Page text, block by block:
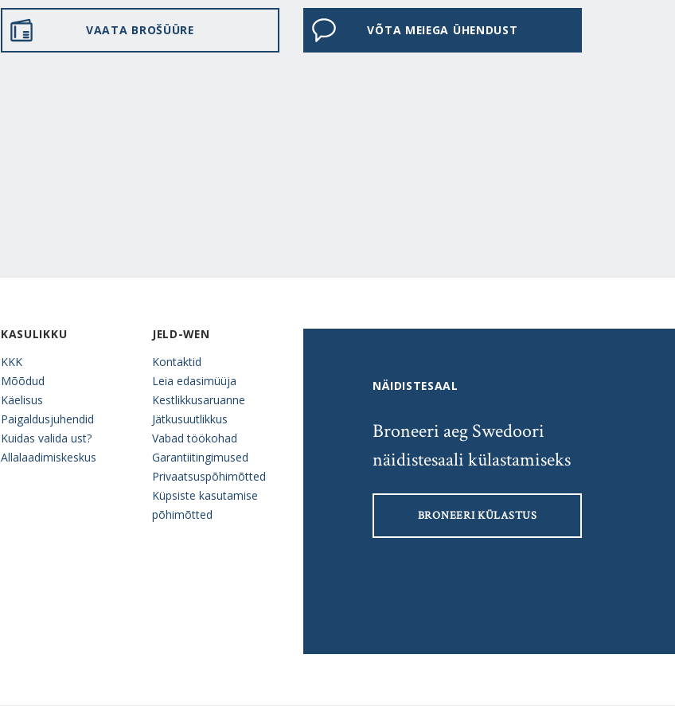
VAATA BROŠÜÜRE VÕTA MEIEGA ÜHENDUST
KASULIKKU
KKK
Mõõdud
Käelisus
Paigaldusjuhendid
Kuidas valida ust?
Allalaadimiskeskus
JELD-WEN
Kontaktid
Leia edasimüüja
Kestlikkusaruanne
Jätkusuutlikkus
Vabad töökohad
Garantiitingimused
Privaatsuspõhimõtted
Küpsiste kasutamise
põhimõtted
NÄIDISTESAAL
Broneeri aeg Swedoori
näidistesaali külastamiseks
BRONEERI KÜLASTUS